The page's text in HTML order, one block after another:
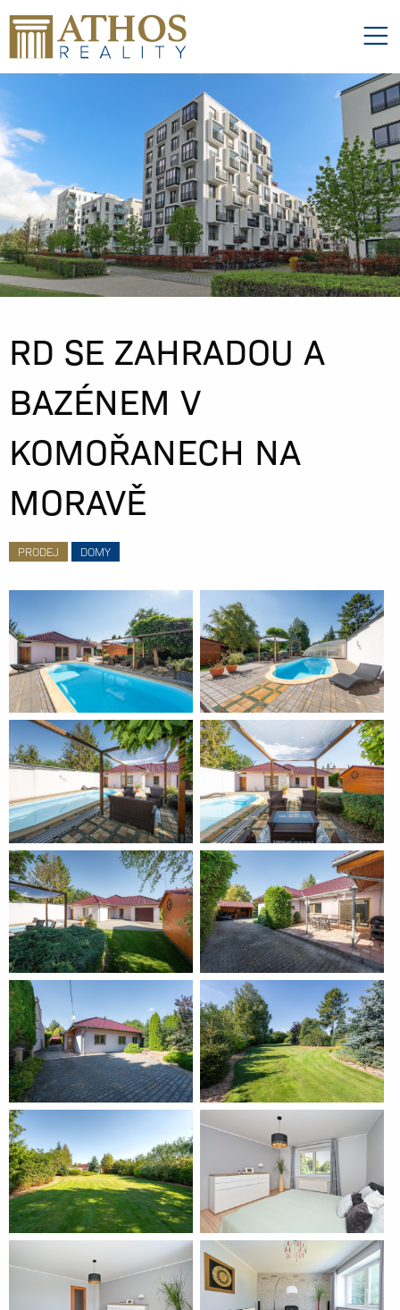
RD SE ZAHRADOU A
BAZÉNEM V
KOMOŘANECH NA
MORAVĚ
PRODEJ DOMY